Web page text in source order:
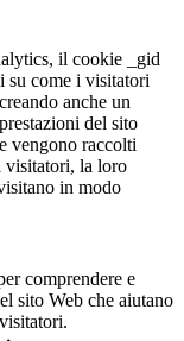
il cookie _gid
su come i visitatori
anche un
del sito
vengono raccolti
visitatori, la loro
in modo
comprendere e
sito Web che aiutano